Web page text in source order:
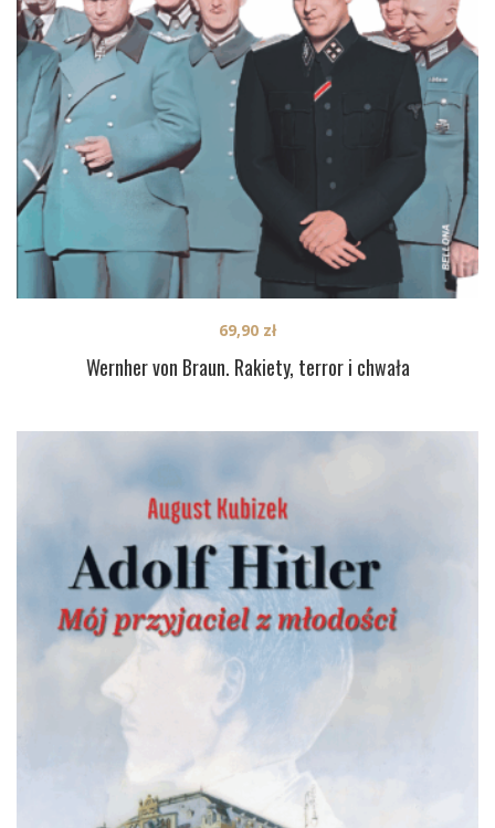
Wernher von Braun. Rakiety, terror i chwała
69,90 zł